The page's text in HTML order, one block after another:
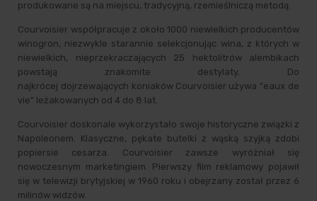
produkowane są na miejscu, tradycyjną, rzemieślniczą metodą.
Courvoisier współpracuje z około 1000 niewielkich producentów
winogron, niezwykle starannie selekcjonując wina, z których w
niewielkich, nieprzekraczających 25 hektolitrów alembikach
powstają znakomite destylaty. Do
najkrócej dojrzewających koniaków Courvoisier używa "eaux de
vie" leżakowanych od 4 do 8 lat.
Courvoisier doskonale wykorzystało swoje historyczne związki z
Napoleonem. Klasyczne, pękate butelki z wąską szyjką zdobi
popiersie cesarza. Courvoisier zawsze wyróżniał się
nowoczesnym marketingiem. Pierwszy film reklamowy pojawił
się w telewizji brytyjskiej w 1960 roku i obejrzany został przez 6
milinów widzów.